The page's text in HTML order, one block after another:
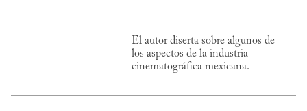
El autor diserta sobre algunos de
los aspectos de la industria
cinematográfica mexicana.